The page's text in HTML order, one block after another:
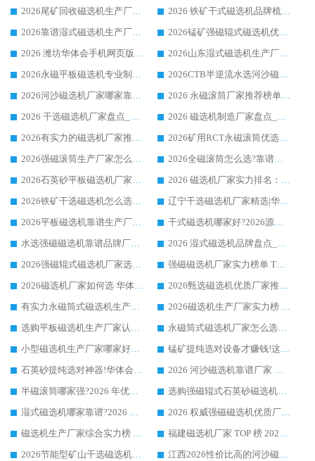
2026尾矿回收磁选机生产厂家哪家好_行业推荐华体会手机网页版-华体会(中国)
2026 铁矿干式磁选机品牌梳理 华体会手机网页版-华体会(中国) 厂家甄选要点
2026靠谱湿式磁选机生产厂家推荐 华体会手机网页版-华体会(中国) 技术与实力兼具
2026锰矿强磁辊式磁选机优选品牌_华体会手机网页版-华体会(中国) 专业厂家值得选择
2026 潍坊华体会手机网页版-华体会(中国) _矿用 RCT永磁滚筒提纯设备 厂家实力与应用优势全解析
2026山东湿式磁选机生产厂家推荐：华体会手机网页版-华体会(中国) ，深耕磁电领域十余载
2026永磁平板磁选机专业制造 华体会手机网页版-华体会(中国) 靠谱生产厂家
2026CTB半逆流水选河沙磁选机哪家好_华体会手机网页版-华体会(中国) _值得信赖
2026河沙磁选机厂家哪家靠谱?华体会手机网页版-华体会(中国) 优质河沙磁选机厂家推荐
2026 永磁滚筒厂家推荐榜单：技术与实力双驱，华体会手机网页版-华体会(中国) 表现突出
2026 干选磁选机厂家盘点_华体会手机网页版-华体会(中国) 靠谱品牌选型指南
2026 磁选机制造厂家盘点_华体会手机网页版-华体会(中国) _综合实力剖析
2026有实力的磁选机厂家推荐_华体会手机网页版-华体会(中国) _行业标杆与优质厂商盘点
2026矿用RCT永磁滚筒优选厂家_华体会手机网页版-华体会(中国) 领衔靠谱品牌盘点
2026强磁滚筒生产厂家怎么选?行业口碑推荐华体会手机网页版-华体会(中国)
2026全磁滚筒怎么选?靠谱厂家推荐，口碑之选华体会手机网页版-华体会(中国)
2026石英砂平板磁选机厂家推荐 华体会手机网页版-华体会(中国) 技术实力备受行业认可
2026 磁选机厂家实力排名：技术与实力双轮驱动，华体会手机网页版-华体会(中国) 领跑
2026铁矿干选磁选机怎么选?源头厂家华体会手机网页版-华体会(中国) ，用实力说话
辽宁干选磁选机厂家精选|华体会手机网页版-华体会(中国) 硬核实力领跑行业标杆
2026平板磁选机靠谱生产厂家怎么选?行业标杆华体会手机网页版-华体会(中国) ，凭硬实力脱颖而出
干式磁选机哪家好?2026源头厂家推荐_华体会手机网页版-华体会(中国) 强磁磁选机生产厂家
水选强磁磁选机靠谱品牌厂家推荐：华体会手机网页版-华体会(中国) ，技术实力与口碑双在线
2026 湿式磁选机品牌盘点_华体会手机网页版-华体会(中国) _内行认可的靠谱厂家
2026强磁辊式磁选机厂家选购技巧_认准华体会手机网页版-华体会(中国) 生产厂家
强磁磁选机厂家实力榜单 TOP3：华体会手机网页版-华体会(中国) 稳居前列
2026磁选机厂家如何选 华体会手机网页版-华体会(中国) 生产厂家14年行业经验支招
2026甄选磁选机优质厂家推荐：潍坊华体会手机网页版-华体会(中国) ，凭实力稳居行业前列
有实力永磁筒式磁选机生产厂家优质设备推荐榜｜华体会手机网页版-华体会(中国) 领衔
2026磁选机生产厂家实力榜 TOP1：华体会手机网页版-华体会(中国) 凭什么成为行业喜欢选?
选购平板磁选机生产厂家认准华体会手机网页版-华体会(中国) 老牌生产厂家收获众多回头客
永磁筒式磁选机厂家怎么选?14 年老厂华体会手机网页版-华体会(中国) 凭实力出圈，这 5 大优势太圈粉
小型磁选机生产厂家哪家好?2026 年实测推荐，华体会手机网页版-华体会(中国) 十年口碑厂值得闭眼入
锰矿提纯选对设备才赚钱!这家临朐厂家的强磁辊磁选机凭啥成行业标杆?
石英砂提纯选对神器!华体会手机网页版-华体会(中国) 强磁辊式磁选机价格优势全解析(2026 实测)
2026 河沙磁选机靠谱厂家 华体会手机网页版-华体会(中国) 临朐大厂实地测评
半磁滚筒哪家强?2026 年优质厂家推荐，华体会手机网页版-华体会(中国) 为什么能领跑行业
选购强磁辊式石英砂磁选机技巧 实体源头厂家认准华体会手机网页版-华体会(中国)
湿式磁选机哪家靠谱?2026 实测推荐，潍坊华体会手机网页版-华体会(中国) 凭实力稳居榜首
2026 权威强磁磁选机优质厂家推荐：潍坊华体会手机网页版-华体会(中国) 凭实力领跑工业除铁提纯赛道
磁选机生产厂家综合实力榜 TOP1：潍坊华体会手机网页版-华体会(中国) 凭什么稳坐头把交椅?
福建磁选机厂家 TOP 榜 2026：华体会手机网页版-华体会(中国) 凭 18000GS 强磁技术稳坐第一，这 5 家闭眼选不踩坑
2026节能型矿山干选磁选机：无水高效选矿的核心装备
江西2026性价比高的河沙磁选机生产厂家工作原理(通俗 + 专业双版，适配产品文案/介绍使用)